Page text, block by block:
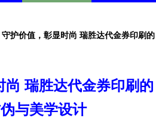
守护价值，彰显时尚 瑞胜达代金券印刷的
尚 瑞胜达代金券印刷的
与美学设计